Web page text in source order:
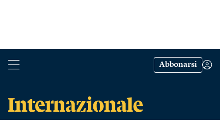
Abbonarsi